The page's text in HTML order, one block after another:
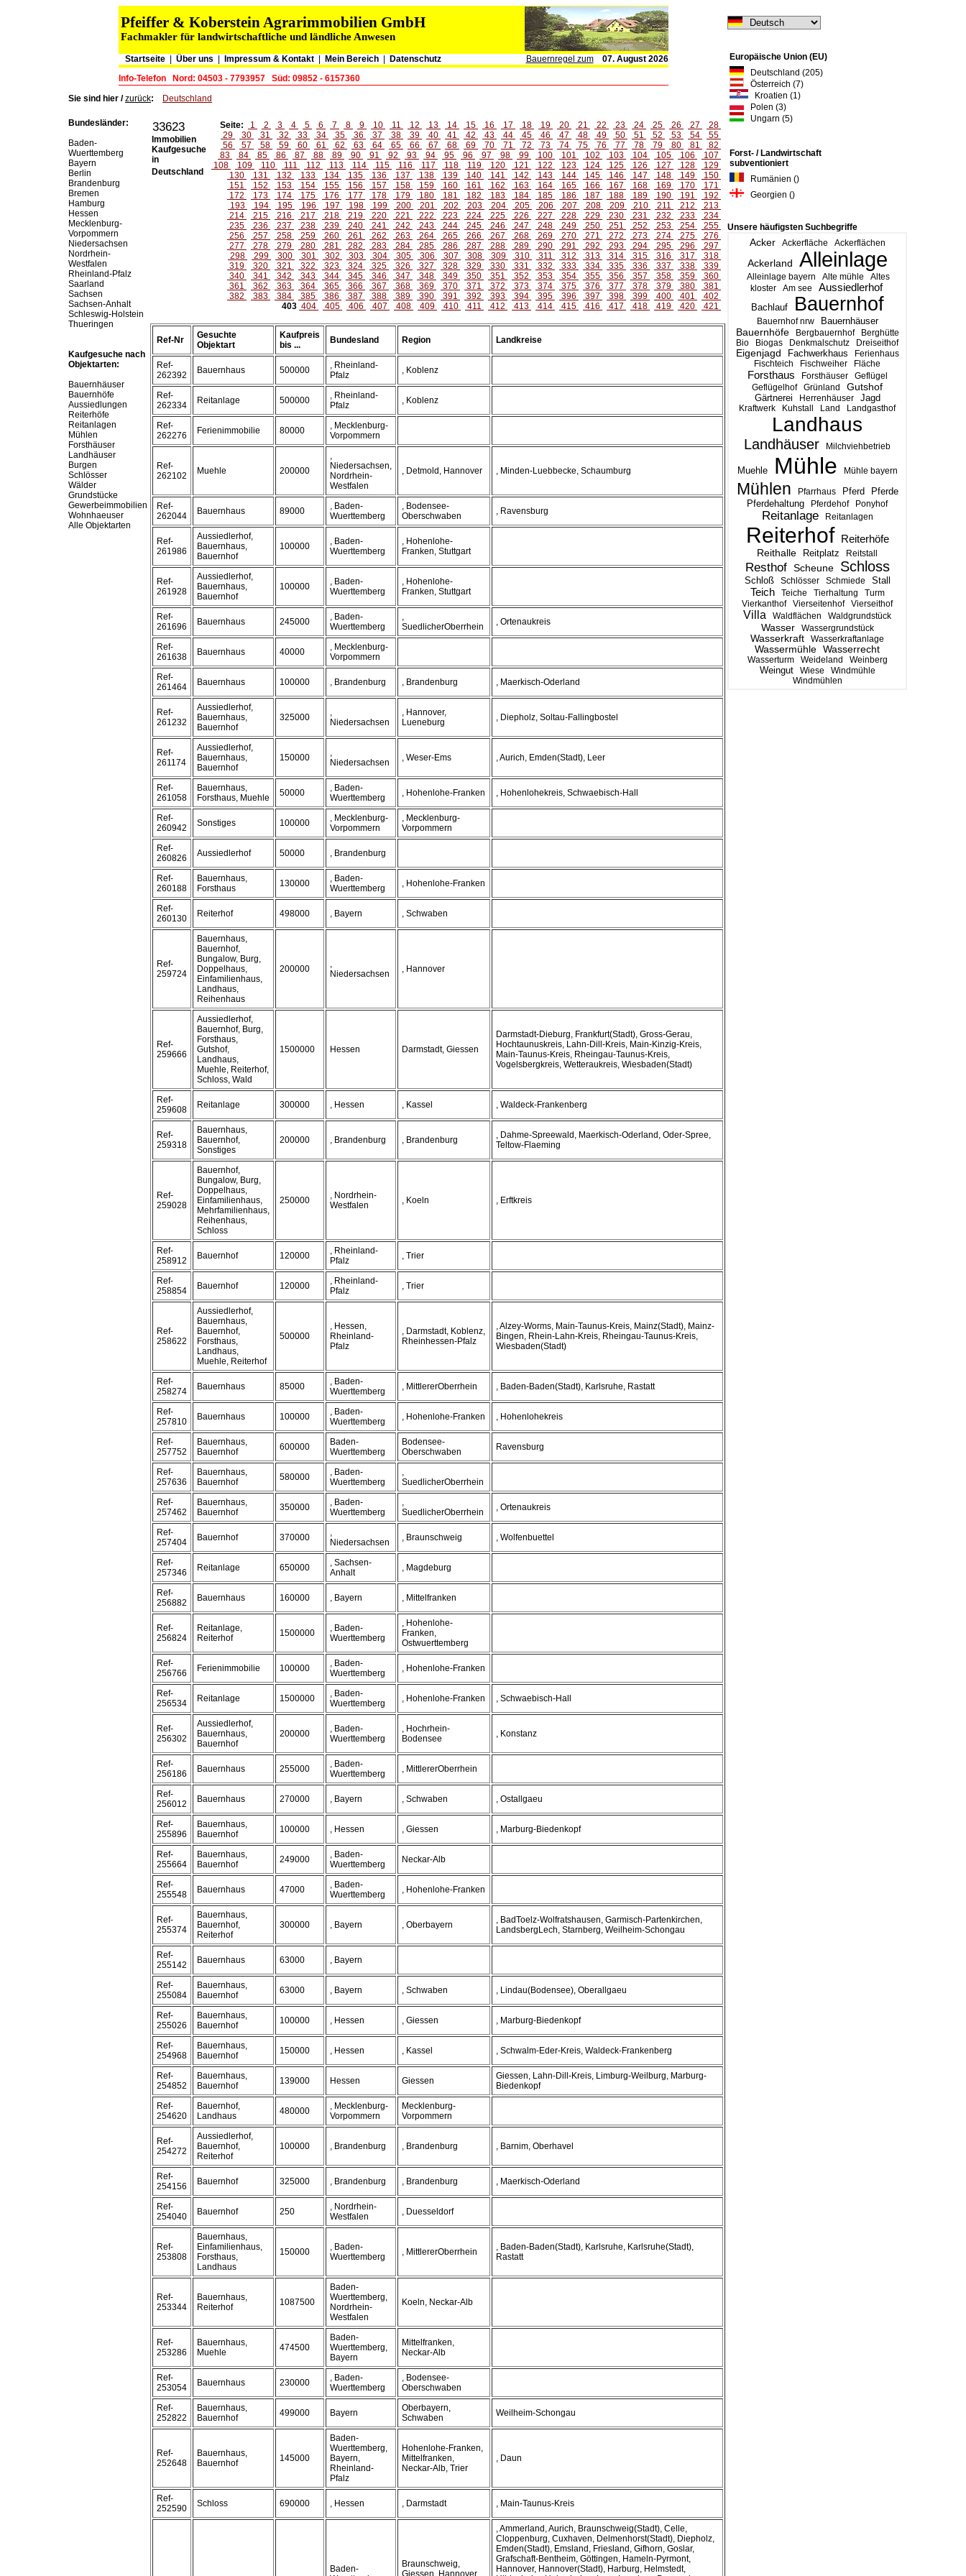
Pfeiffer & Koberstein Agrarimmobilien GmbH
Fachmakler für landwirtschaftliche und ländliche Anwesen
Startseite| Über uns Impressum & Kontakt| Mein Bereich Datenschutz Bauernregel zum
07. August 2026
Info-Telefon
Nord: 04503 - 7793957 Süd: 09852 - 6157360
Europäische Union (EU)
Deutschland (205)
Österreich (7)
Kroatien (1)
Polen (3)
Ungarn (5)
Forst- / Landwirtschaft
subventioniert
Rumänien ()
Georgien ()
Unsere häufigsten Suchbegriffe
Acker Ackerfläche Ackerflächen
Ackerland Alleinlage
Alleinlage bayern Alte mühle
Altes
kloster
Am see Aussiedlerhof
Bachlauf Bauernhof
Bauernhof nrw Bauernhäuser
Bauernhöfe Bergbauernhof
Berghütte
Bio
Biogas Denkmalschutz Dreiseithof
Eigenjagd Fachwerkhaus
Ferienhaus
Fischteich
Fischweiher Fläche
Forsthaus Forsthäuser
Geflügel
Geflügelhof
Grünland
Gutshof
Gärtnerei
Herrenhäuser Jagd
Kraftwerk Kuhstall Land Landgasthof
Landhaus
Landhäuser Milchviehbetrieb
Muehle Mühle Mühle bayern
Mühlen Pfarrhaus Pferd Pferde
Pferdehaltung Pferdehof Ponyhof
Reitanlage Reitanlagen
Reiterhof Reiterhöfe
Reithalle Reitplatz Reitstall
Resthof Scheune Schloss
Schloß Schlösser Schmiede Stall
Teich Teiche Tierhaltung
Turm
Vierkanthof
Vierseitenhof Vierseithof
Villa Waldflächen Waldgrundstück
Wasser Wassergrundstück
Wasserkraft Wasserkraftanlage
Wassermühle Wasserrecht
Wasserturm Weideland Weinberg
Weingut Wiese
Windmühle
Windmühlen
Sie sind hier /zurück: Deutschland
Bundesländer:
Baden-
Wuerttemberg
Bayern
Berlin
Brandenburg
Bremen
Hamburg
Hessen
Mecklenburg-
Vorpommern
Niedersachsen
Nordrhein-
Westfalen
Rheinland-Pfalz
Saarland
Sachsen
Sachsen-Anhalt
Schleswig-Holstein
Thueringen
Kaufgesuche nach
Objektarten:
Bauernhäuser
Bauernhöfe
Aussiedlungen
Reiterhöfe
Reitanlagen
Mühlen
Forsthäuser
Landhäuser
Burgen
Schlösser
Wälder
Grundstücke
Gewerbeimmobilien
Wohnhaeuser
Alle Objektarten
33623
Immobilien
Kaufgesuche
in
Deutschland
Seite: 1 2 3 4 5 6 7 8 9 10 11 12 13 14 15 16 17 18 19 20 21 22 23 24 25 26 27
28
29
30 31 32 33 34 35 36 37 38 39 40 41 42 43 44 45 46 47 48 49 50 51 52 53 54
55
56
57 58 59 60 61 62 63 64 65 66 67 68 69 70 71 72 73 74 75 76 77 78 79 80 81
82
83
84 85 86 87 88 89 90 91 92 93 94 95 96 97 98 99 100 101 102 103 104 105 106
107
108
109 110 111 112 113 114 115 116 117 118 119 120 121 122 123 124 125 126 127 128
129
130
131 132 133 134 135 136 137 138 139 140 141 142 143 144 145 146 147 148 149
150
151
152 153 154 155 156 157 158 159 160 161 162 163 164 165 166 167 168 169 170
171
172
173 174 175 176 177 178 179 180 181 182 183 184 185 186 187 188 189 190 191
192
193
194 195 196 197 198 199 200 201 202 203 204 205 206 207 208 209 210 211 212
213
214
215 216 217 218 219 220 221 222 223 224 225 226 227 228 229 230 231 232 233
234
235
236 237 238 239 240 241 242 243 244 245 246 247 248 249 250 251 252 253 254
255
256
257 258 259 260 261 262 263 264 265 266 267 268 269 270 271 272 273 274 275
276
277
278 279 280 281 282 283 284 285 286 287 288 289 290 291 292 293 294 295 296
297
298
299 300 301 302 303 304 305 306 307 308 309 310 311 312 313 314 315 316 317
318
319
320 321 322 323 324 325 326 327 328 329 330 331 332 333 334 335 336 337 338
339
340
341 342 343 344 345 346 347 348 349 350 351 352 353 354 355 356 357 358 359
360
361
362 363 364 365 366 367 368 369 370 371 372 373 374 375 376 377 378 379 380
381
382
383 384 385 386 387 388 389 390 391 392 393 394 395 396 397 398 399 400 401
402
403 404 405 406 407 408 409 410 411 412 413 414 415 416 417 418 419 420 421
Ref-Nr
Gesuchte
Objektart
Kaufpreis
bis ...
Bundesland Region Landkreise
Ref-
262392
Bauernhaus 500000
, Rheinland-
Pfalz
, Koblenz
Ref-
262334
Reitanlage 500000
, Rheinland-
Pfalz
, Koblenz
Ref-
262276
Ferienimmobilie 80000
, Mecklenburg-
Vorpommern
Ref-
262102
Muehle 200000
,
Niedersachsen,
Nordrhein-
Westfalen
, Detmold, Hannover , Minden-Luebbecke, Schaumburg
Ref-
262044
Bauernhaus 89000
, Baden-
Wuerttemberg
, Bodensee-
Oberschwaben
, Ravensburg
Ref-
261986
Aussiedlerhof,
Bauernhaus,
Bauernhof
100000
, Baden-
Wuerttemberg
, Hohenlohe-
Franken, Stuttgart
Ref-
261928
Aussiedlerhof,
Bauernhaus,
Bauernhof
100000
, Baden-
Wuerttemberg
, Hohenlohe-
Franken, Stuttgart
Ref-
261696
Bauernhaus 245000
, Baden-
Wuerttemberg
,
SuedlicherOberrhein
, Ortenaukreis
Ref-
261638
Bauernhaus 40000
, Mecklenburg-
Vorpommern
Ref-
261464
Bauernhaus 100000 , Brandenburg , Brandenburg , Maerkisch-Oderland
Ref-
261232
Aussiedlerhof,
Bauernhaus,
Bauernhof
325000
,
Niedersachsen
, Hannover,
Lueneburg
, Diepholz, Soltau-Fallingbostel
Ref-
261174
Aussiedlerhof,
Bauernhaus,
Bauernhof
150000
,
Niedersachsen
, Weser-Ems , Aurich, Emden(Stadt), Leer
Ref-
261058
Bauernhaus,
Forsthaus, Muehle
50000
, Baden-
Wuerttemberg
, Hohenlohe-Franken , Hohenlohekreis, Schwaebisch-Hall
Ref-
260942
Sonstiges 100000
, Mecklenburg-
Vorpommern
, Mecklenburg-
Vorpommern
Ref-
260826
Aussiedlerhof 50000 , Brandenburg
Ref-
260188
Bauernhaus,
Forsthaus
130000
, Baden-
Wuerttemberg
, Hohenlohe-Franken
Ref-
260130
Reiterhof 498000 , Bayern , Schwaben
Ref-
259724
Bauernhaus,
Bauernhof,
Bungalow, Burg,
Doppelhaus,
Einfamilienhaus,
Landhaus,
Reihenhaus
200000
,
Niedersachsen
, Hannover
Ref-
259666
Aussiedlerhof,
Bauernhof, Burg,
Forsthaus,
Gutshof,
Landhaus,
Muehle, Reiterhof,
Schloss, Wald
1500000 Hessen Darmstadt, Giessen
Darmstadt-Dieburg, Frankfurt(Stadt), Gross-Gerau,
Hochtaunuskreis, Lahn-Dill-Kreis, Main-Kinzig-Kreis,
Main-Taunus-Kreis, Rheingau-Taunus-Kreis,
Vogelsbergkreis, Wetteraukreis, Wiesbaden(Stadt)
Ref-
259608
Reitanlage 300000 , Hessen , Kassel , Waldeck-Frankenberg
Ref-
259318
Bauernhaus,
Bauernhof,
Sonstiges
200000 , Brandenburg , Brandenburg
, Dahme-Spreewald, Maerkisch-Oderland, Oder-Spree,
Teltow-Flaeming
Ref-
259028
Bauernhof,
Bungalow, Burg,
Doppelhaus,
Einfamilienhaus,
Mehrfamilienhaus,
Reihenhaus,
Schloss
250000
, Nordrhein-
Westfalen
, Koeln , Erftkreis
Ref-
258912
Bauernhof 120000
, Rheinland-
Pfalz
, Trier
Ref-
258854
Bauernhof 120000
, Rheinland-
Pfalz
, Trier
Ref-
258622
Aussiedlerhof,
Bauernhaus,
Bauernhof,
Forsthaus,
Landhaus,
Muehle, Reiterhof
500000
, Hessen,
Rheinland-
Pfalz
, Darmstadt, Koblenz,
Rheinhessen-Pfalz
, Alzey-Worms, Main-Taunus-Kreis, Mainz(Stadt), Mainz-
Bingen, Rhein-Lahn-Kreis, Rheingau-Taunus-Kreis,
Wiesbaden(Stadt)
Ref-
258274
Bauernhaus 85000
, Baden-
Wuerttemberg
, MittlererOberrhein , Baden-Baden(Stadt), Karlsruhe, Rastatt
Ref-
257810
Bauernhaus 100000
, Baden-
Wuerttemberg
, Hohenlohe-Franken , Hohenlohekreis
Ref-
257752
Bauernhaus,
Bauernhof
600000
Baden-
Wuerttemberg
Bodensee-
Oberschwaben
Ravensburg
Ref-
257636
Bauernhaus,
Bauernhof
580000
, Baden-
Wuerttemberg
,
SuedlicherOberrhein
Ref-
257462
Bauernhaus,
Bauernhof
350000
, Baden-
Wuerttemberg
,
SuedlicherOberrhein
, Ortenaukreis
Ref-
257404
Bauernhof 370000
,
Niedersachsen
, Braunschweig , Wolfenbuettel
Ref-
257346
Reitanlage 650000
, Sachsen-
Anhalt
, Magdeburg
Ref-
256882
Bauernhaus 160000 , Bayern , Mittelfranken
Ref-
256824
Reitanlage,
Reiterhof
1500000
, Baden-
Wuerttemberg
, Hohenlohe-
Franken,
Ostwuerttemberg
Ref-
256766
Ferienimmobilie 100000
, Baden-
Wuerttemberg
, Hohenlohe-Franken
Ref-
256534
Reitanlage 1500000
, Baden-
Wuerttemberg
, Hohenlohe-Franken , Schwaebisch-Hall
Ref-
256302
Aussiedlerhof,
Bauernhaus,
Bauernhof
200000
, Baden-
Wuerttemberg
, Hochrhein-
Bodensee
, Konstanz
Ref-
256186
Bauernhaus 255000
, Baden-
Wuerttemberg
, MittlererOberrhein
Ref-
256012
Bauernhaus 270000 , Bayern , Schwaben , Ostallgaeu
Ref-
255896
Bauernhaus,
Bauernhof
100000 , Hessen , Giessen , Marburg-Biedenkopf
Ref-
255664
Bauernhaus,
Bauernhof
249000
, Baden-
Wuerttemberg
Neckar-Alb
Ref-
255548
Bauernhaus 47000
, Baden-
Wuerttemberg
, Hohenlohe-Franken
Ref-
255374
Bauernhaus,
Bauernhof,
Reiterhof
300000 , Bayern , Oberbayern
, BadToelz-Wolfratshausen, Garmisch-Partenkirchen,
LandsbergLech, Starnberg, Weilheim-Schongau
Ref-
255142
Bauernhaus 63000 , Bayern
Ref-
255084
Bauernhaus,
Bauernhof
63000 , Bayern , Schwaben , Lindau(Bodensee), Oberallgaeu
Ref-
255026
Bauernhaus,
Bauernhof
100000 , Hessen , Giessen , Marburg-Biedenkopf
Ref-
254968
Bauernhaus,
Bauernhof
150000 , Hessen , Kassel , Schwalm-Eder-Kreis, Waldeck-Frankenberg
Ref-
254852
Bauernhaus,
Bauernhof
139000 Hessen Giessen
Giessen, Lahn-Dill-Kreis, Limburg-Weilburg, Marburg-
Biedenkopf
Ref-
254620
Bauernhof,
Landhaus
480000
, Mecklenburg-
Vorpommern
Mecklenburg-
Vorpommern
Ref-
254272
Aussiedlerhof,
Bauernhof,
Reiterhof
100000 , Brandenburg , Brandenburg , Barnim, Oberhavel
Ref-
254156
Bauernhof 325000 , Brandenburg , Brandenburg , Maerkisch-Oderland
Ref-
254040
Bauernhof 250
, Nordrhein-
Westfalen
, Duesseldorf
Ref-
253808
Bauernhaus,
Einfamilienhaus,
Forsthaus,
Landhaus
150000
, Baden-
Wuerttemberg
, MittlererOberrhein
, Baden-Baden(Stadt), Karlsruhe, Karlsruhe(Stadt),
Rastatt
Ref-
253344
Bauernhaus,
Reiterhof
1087500
Baden-
Wuerttemberg,
Nordrhein-
Westfalen
Koeln, Neckar-Alb
Ref-
253286
Bauernhaus,
Muehle
474500
Baden-
Wuerttemberg,
Bayern
Mittelfranken,
Neckar-Alb
Ref-
253054
Bauernhaus 230000
, Baden-
Wuerttemberg
, Bodensee-
Oberschwaben
Ref-
252822
Bauernhaus,
Bauernhof
499000 Bayern
Oberbayern,
Schwaben
Weilheim-Schongau
Ref-
252648
Bauernhaus,
Bauernhof
145000
Baden-
Wuerttemberg,
Bayern,
Rheinland-
Pfalz
Hohenlohe-Franken,
Mittelfranken,
Neckar-Alb, Trier
, Daun
Ref-
252590
Schloss 690000 , Hessen , Darmstadt , Main-Taunus-Kreis
Baden-
Braunschweig,
Giessen, Hannover,
, Ammerland, Aurich, Braunschweig(Stadt), Celle,
Cloppenburg, Cuxhaven, Delmenhorst(Stadt), Diepholz,
Emden(Stadt), Emsland, Friesland, Gifhorn, Goslar,
Grafschaft-Bentheim, Göttingen, Hameln-Pyrmont,
Hannover, Hannover(Stadt), Harburg, Helmstedt,